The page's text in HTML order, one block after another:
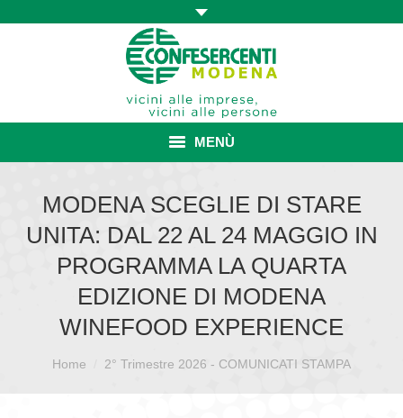
MENÙ
ASSOCIAZIONE
ISCRIZIONE E VANTAGGI
MODENA SCEGLIE DI STARE
UNITA: DAL 22 AL 24 MAGGIO IN
PROGRAMMA LA QUARTA
EDIZIONE DI MODENA
WINEFOOD EXPERIENCE
Sei qui:Home 2° Trimestre 2026 - COMUNICATI STAMPA